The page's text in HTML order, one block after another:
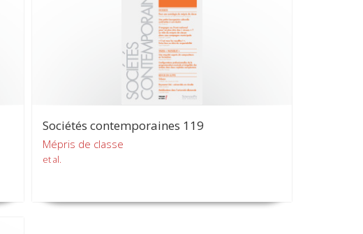
Sociétés contemporaines 119
Mépris de classe
et al.